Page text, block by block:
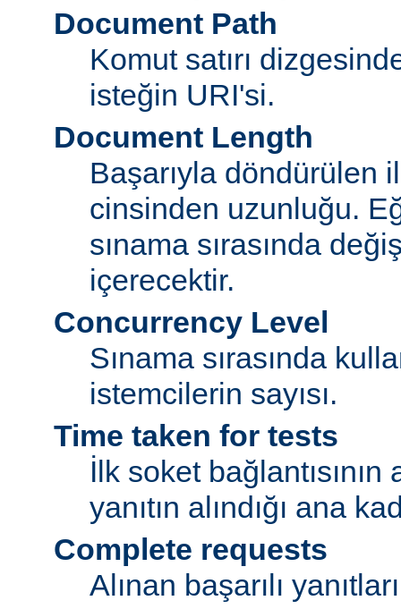
Document Path
Komut satırı
isteğin URI'si.
Document Length
Başarıyla döndürülen
cinsinden uzunluğu.
sınama sırasında
içerecektir.
Concurrency Level
Sınama sırasında
istemcilerin sayısı.
Time taken for tests
İlk soket bağlantısının
yanıtın alındığı ana
Complete requests
Alınan başarılı